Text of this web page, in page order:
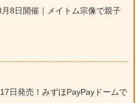
8日開催｜メイトム宗像で親子
日発売！みずほPayPayドームで